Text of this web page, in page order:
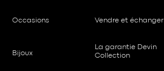
Occasions
Bijoux
Vendre et échanger
La garantie Devin
Collection